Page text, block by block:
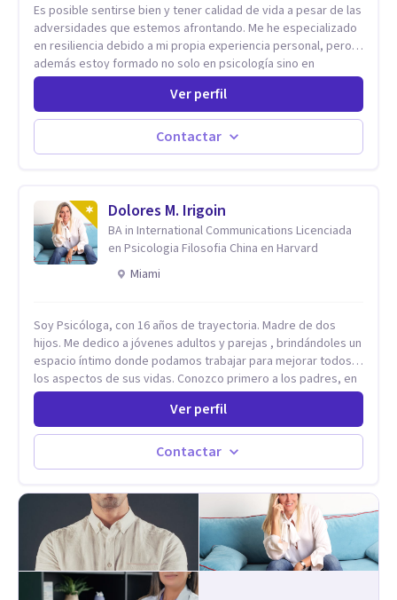
Es posible sentirse bien y tener calidad de vida a pesar de las
adversidades que estemos afrontando. Me he especializado
en resiliencia debido a mi propia experiencia personal, pero
además estoy formado no solo en psicología sino en
coaching y técnicas de alto impacto centradas en: depresión,
ansiedad y terapia de parejas. Sé que con el plan correcto y
el acompañamiento adecuado todo el mundo puede observar
cambios en menos de 5 sesiones. Mi experiencia profesional
me ha demostrado que no importan las dificultades sino las
Ver perfil
Contactar
Dolores M. Irigoin
BA in International Communications Licenciada
en Psicologia Filosofia China en Harvard
Miami
Soy Psicóloga, con 16 años de trayectoria. Madre de dos
hijos. Me dedico a jóvenes adultos y parejas , brindándoles un
espacio íntimo donde podamos trabajar para mejorar todos
los aspectos de sus vidas. Conozco primero a los padres, en
el caso de niños u adolescentes, para luego seguir la terapia
con sus hijos, apuntalándolos en su futuro personal,
universitario y profesional, siempre conteniendo
paralelamente a los padres y brindándoles un espacio de
seguridad. Hago terapia de pareja y adultos con método
Ver perfil
Contactar